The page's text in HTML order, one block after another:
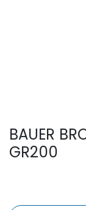
BAUER
GR200